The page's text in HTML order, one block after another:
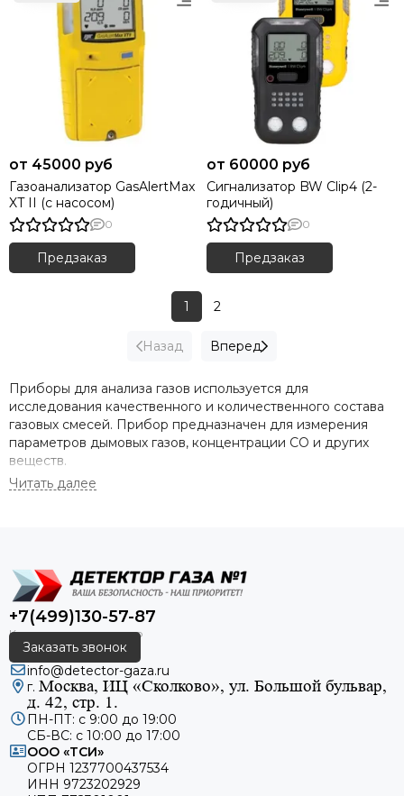
45000 руб
Газоанализатор GasAlertMax
XT II (с насосом)
0
Предзаказ
60000 руб
Сигнализатор BW Clip4 (2-
годичный)
0
Предзаказ
Назад
1 2
Вперед
Приборы для анализа газов используется для
исследования качественного и количественного состава
газовых смесей. Прибор предназначен для измерения
параметров дымовых газов, концентрации СО и других
веществ.
Посредством контроля горючих или токсичных веществ в
воздухе он обеспечивает безопасность человека в
рабочих условиях и применяется в различных отраслях
промышленности. Анализаторы газа применяются для
контроля содержания газов в воздухе рабочей зоны в
период нахождения там человека и предупреждают о
превышении заданных порогов концентрации газов с
помощью световой и звуковой сигнализации.
Особенности портативных анализаторов
К отличительным особенностям таких анализаторов
(сигнализаторов) можно отнести их небольшие размеры,
+7(499)130-57-87
Заказать звонок
info@detector-gaza.ru
г. Москва, ИЦ «Сколково», ул. Большой бульвар,
д. 42, стр. 1.
ПН-ПТ: с 9:00 до 19:00
СБ-ВС: с 10:00 до 17:00
ООО «ТСИ»
ОГРН 1237700437534
ИНН 9723202929